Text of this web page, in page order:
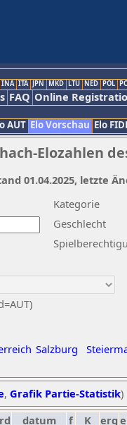
INA ITA JPN MKD LTU NED POL
FAQ Online
AUT Elo Vorschau Elo
Elozahlen
Kategorie
Geschlecht
Salzburg
01.04.2025, letzte
, Grafik Partie-Statistik)
rd datum f K erg